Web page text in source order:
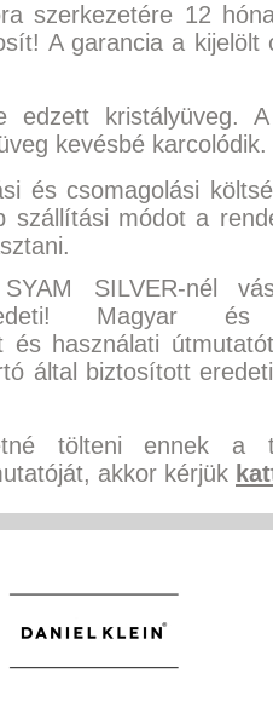
szerkezetére 12
A garancia a kijelölt
edzett kristályüveg.
kevésbé karcolódik.
és csomagolási
szállítási módot a
SILVER-nél
Magyar és
és használati
által biztosított
tölteni ennek a
akkor kérjük